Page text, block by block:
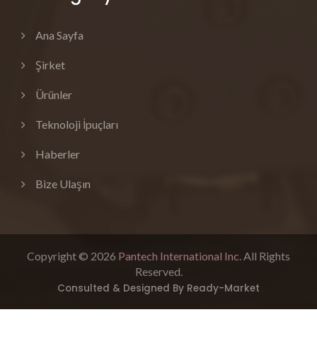
Ana Sayfa
Şirket
Ürünler
Teknoloji İpuçları
Haberler
Bize Ulaşın
Copyright © 2026 Pantech International Inc.All Rights
Reserved.
Consulted & Designed By Ready-Market